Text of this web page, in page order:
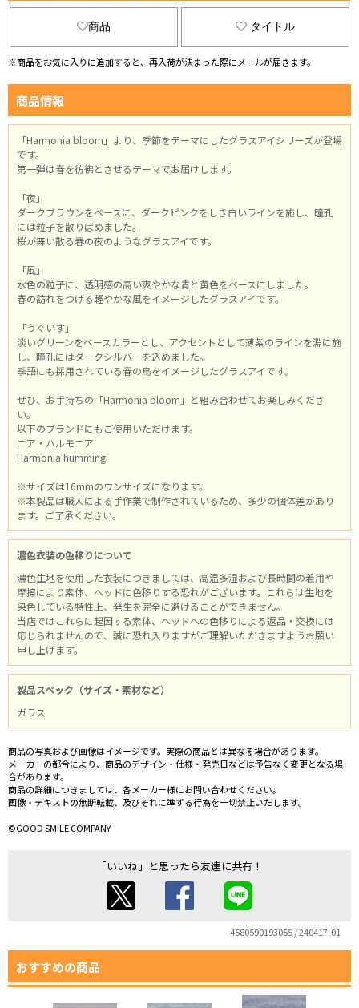
商品 タイトル
※商品をお気に入りに追加すると、再入荷が決まった際にメールが届きます。
商品情報
「Harmonia bloom」より、季節をテーマにしたグラスアイシリーズが登場
です。
第一弾は春を彷彿とさせるテーマでお届けします。
「夜」
ダークブラウンをベースに、ダークピンクをしき白いラインを施し、瞳孔
には粒子を散りばめました。
桜が舞い散る春の夜のようなグラスアイです。
「風」
水色の粒子に、透明感の高い爽やかな青と黄色をベースにしました。
春の訪れをつげる軽やかな風をイメージしたグラスアイです。
「うぐいす」
淡いグリーンをベースカラーとし、アクセントとして薄紫のラインを淵に施
し、瞳孔にはダークシルバーを込めました。
季語にも採用されている春の鳥をイメージしたグラスアイです。
ぜひ、お手持ちの「Harmonia bloom」と組み合わせてお楽しみくださ
い。
以下のブランドにもご使用いただけます。
ニア・ハルモニア
Harmonia humming
※サイズは16mmのワンサイズになります。
※本製品は職人による手作業で制作されているため、多少の個体差があり
ます。ご了承ください。
濃色衣装の色移りについて
濃色生地を使用した衣装につきましては、高温多湿および長時間の着用や
摩擦により素体、ヘッドに色移りする恐れがございます。これらは生地を
染色している特性上、発生を完全に避けることができません。
当店ではこれらに起因する素体、ヘッドへの色移りによる返品・交換には
応じられませんので、誠に恐れ入りますがご理解いただきますようお願い
申し上げます。
製品スペック（サイズ・素材など）
ガラス
商品の写真および画像はイメージです。実際の商品とは異なる場合があります。
メーカーの都合により、商品のデザイン・仕様・発売日などは予告なく変更となる場
合があります。
商品の詳細につきましては、各メーカー様にお問い合わせください。
画像・テキストの無断転載、及びそれに準ずる行為を一切禁止いたします。
©GOOD SMILE COMPANY
「いいね」と思ったら友達に共有！
4580590193055 / 240417-01
おすすめの商品